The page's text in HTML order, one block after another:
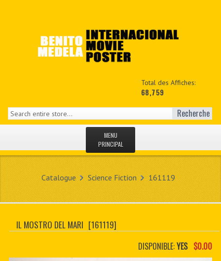
Total des Affiches:
68,759
Recherche
MENU
PRINCIPAL
MON COPTE
CONTACTER
Catalogue Science Fiction 161119
IL MOSTRO DEL MARI [161119]
DISPONIBLE:YES $0.00